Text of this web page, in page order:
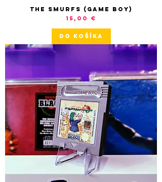
The Smurfs (Game Boy)
Cena
15,00 €
DO KOŠÍKA